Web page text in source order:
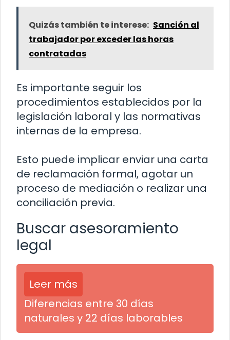
Quizás también te interese: Sanción al
trabajador por exceder las horas
contratadas
Es importante seguir los
procedimientos establecidos por la
legislación laboral y las normativas
internas de la empresa.
Esto puede implicar enviar una carta
de reclamación formal, agotar un
proceso de mediación o realizar una
conciliación previa.
Buscar asesoramiento
legal
Leer más
Diferencias entre 30 días
naturales y 22 días laborables